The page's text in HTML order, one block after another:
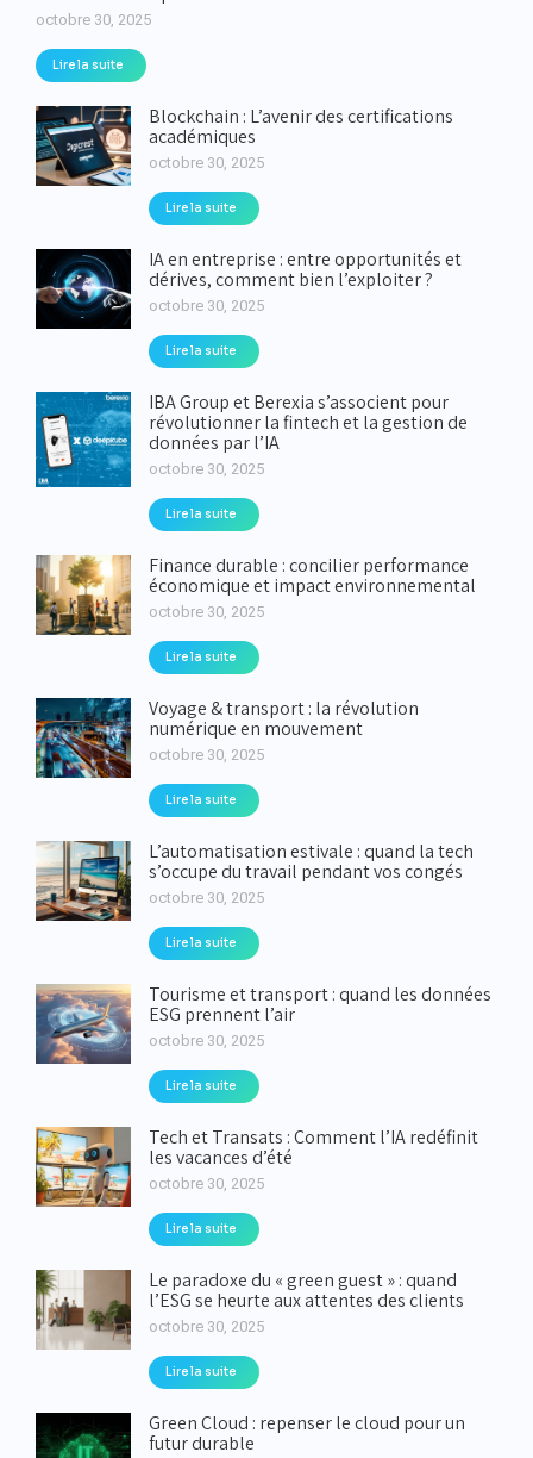
octobre 30, 2025
Lire la suite
Blockchain : L’avenir des certifications
académiques
octobre 30, 2025
Lire la suite
IA en entreprise : entre opportunités et
dérives, comment bien l’exploiter ?
octobre 30, 2025
Lire la suite
IBA Group et Berexia s’associent pour
révolutionner la fintech et la gestion de
données par l’IA
octobre 30, 2025
Lire la suite
Finance durable : concilier performance
économique et impact environnemental
octobre 30, 2025
Lire la suite
Voyage & transport : la révolution
numérique en mouvement
octobre 30, 2025
Lire la suite
L’automatisation estivale : quand la tech
s’occupe du travail pendant vos congés
octobre 30, 2025
Lire la suite
Tourisme et transport : quand les données
ESG prennent l’air
octobre 30, 2025
Lire la suite
Tech et Transats : Comment l’IA redéfinit
les vacances d’été
octobre 30, 2025
Lire la suite
Le paradoxe du « green guest » : quand
l’ESG se heurte aux attentes des clients
octobre 30, 2025
Lire la suite
Green Cloud : repenser le cloud pour un
futur durable